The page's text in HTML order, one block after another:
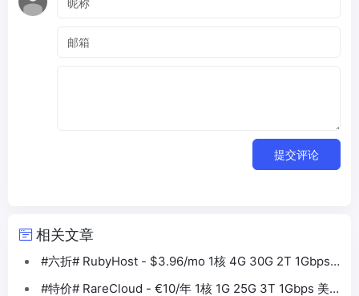
提交评论
相关文章
#六折# RubyHost - $3.96/mo 1核 4G 30G 2T 1Gbps
#特价# RareCloud - €10/年 1核 1G 25G 3T 1Gbps 美